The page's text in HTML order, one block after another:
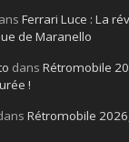
Ferrari Luce : La
de Maranello
dans Rétromobile
!
Rétromobile